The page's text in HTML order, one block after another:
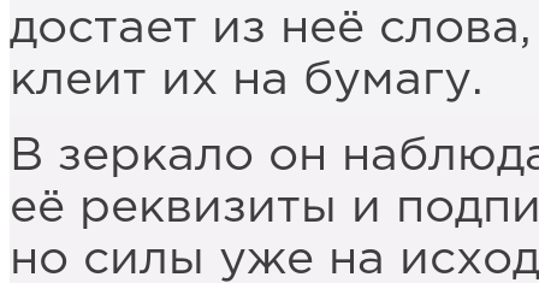
достает из неё слова,
клеит их на бумагу.
В зеркало он
её реквизиты и
но силы уже на